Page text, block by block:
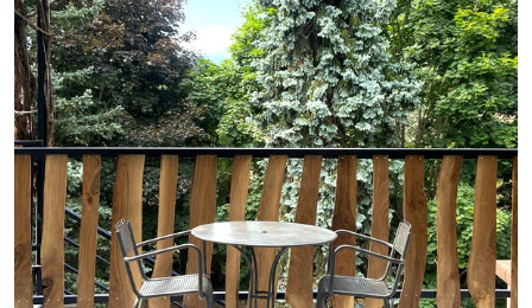
ORGANISER SON SÉJOUR
RECHERCHER
FR
GB
IT